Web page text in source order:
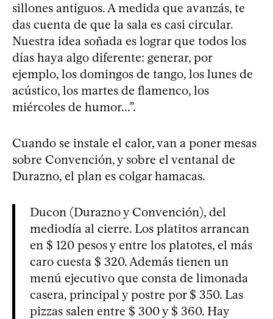
sillones antiguos. A medida que avanzás, te
das cuenta de que la sala es casi circular.
Nuestra idea soñada es lograr que todos los
días haya algo diferente: generar, por
ejemplo, los domingos de tango, los lunes de
acústico, los martes de flamenco, los
miércoles de humor...”.
Cuando se instale el calor, van a poner mesas
sobre Convención, y sobre el ventanal de
Durazno, el plan es colgar hamacas.
Ducon (Durazno y Convención), del
mediodía al cierre. Los platitos arrancan
en $ 120 pesos y entre los platotes, el más
caro cuesta $ 320. Además tienen un
menú ejecutivo que consta de limonada
casera, principal y postre por $ 350. Las
pizzas salen entre $ 300 y $ 360. Hay